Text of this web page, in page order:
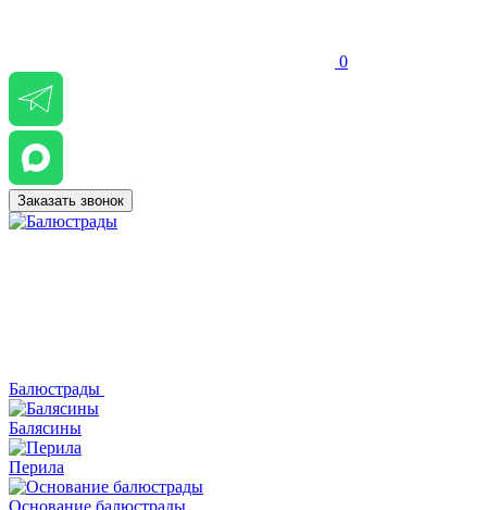
0
Заказать звонок
Балюстрады
Балясины
Перила
Основание балюстрады